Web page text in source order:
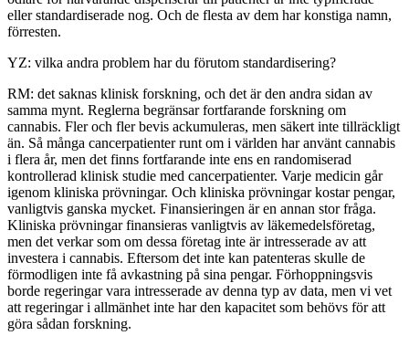
eller standardiserade nog. Och de flesta av dem har konstiga namn,
förresten.
YZ: vilka andra problem har du förutom standardisering?
RM: det saknas klinisk forskning, och det är den andra sidan av
samma mynt. Reglerna begränsar fortfarande forskning om
cannabis. Fler och fler bevis ackumuleras, men säkert inte tillräckligt
än. Så många cancerpatienter runt om i världen har använt cannabis
i flera år, men det finns fortfarande inte ens en randomiserad
kontrollerad klinisk studie med cancerpatienter. Varje medicin går
igenom kliniska prövningar. Och kliniska prövningar kostar pengar,
vanligtvis ganska mycket. Finansieringen är en annan stor fråga.
Kliniska prövningar finansieras vanligtvis av läkemedelsföretag,
men det verkar som om dessa företag inte är intresserade av att
investera i cannabis. Eftersom det inte kan patenteras skulle de
förmodligen inte få avkastning på sina pengar. Förhoppningsvis
borde regeringar vara intresserade av denna typ av data, men vi vet
att regeringar i allmänhet inte har den kapacitet som behövs för att
göra sådan forskning.